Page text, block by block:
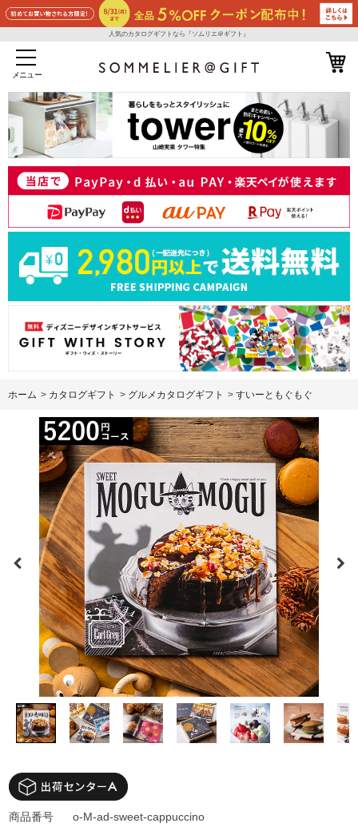
人気のカタログギフトなら『ソムリエ＠ギフト』
メニュー
ホーム > カタログギフト > グルメカタログギフト > すいーともぐもぐ
商品番号 o-M-ad-sweet-cappuccino